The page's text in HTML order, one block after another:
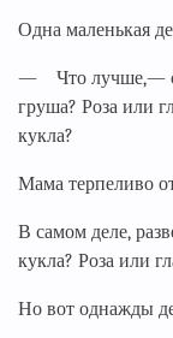
Одна маленькая
— Что лучше,—
груша? Роза или
кукла?
Мама терпеливо
В самом деле,
кукла? Роза или
Но вот однажды